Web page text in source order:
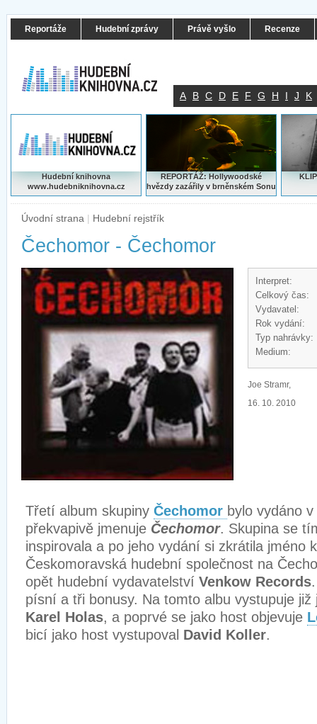
Reportáže Hudební zprávy Právě vyšlo Recenze
A B C D E F G H I J K
Hudební knihovna
www.hudebniknihovna.cz
REPORTÁŽ: Hollywoodské
hvězdy zazářily v brněnském Sonu
Úvodní strana | Hudební rejstřík
Čechomor - Čechomor
Interpret:
Celkový čas:
Vydavatel:
Rok vydání:
Typ nahrávky:
Medium:
Joe Stramr,
16. 10. 2010
Třetí album skupiny Čechomor bylo vydáno
překvapivě jmenuje Čechomor. Skupina se
inspirovala a po jeho vydání si zkrátila jméno
Českomoravská hudební společnost na
opět hudební vydavatelství Venkow Records
písní a tři bonusy. Na tomto albu vystupuje již
Karel Holas, a poprvé se jako host objevuje
bicí jako host vystupoval David Koller.